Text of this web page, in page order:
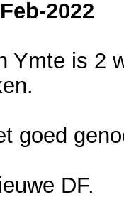
2022
Ymte is 2
goed
DF.